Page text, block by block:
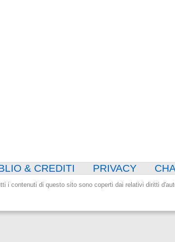
& CREDITI PRIVACY
i contenuti di questo sito sono coperti dai relativi diritti